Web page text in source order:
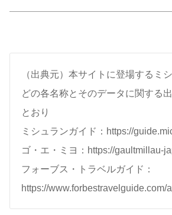
（出典元）本サイトに登場するミ
どの各名称とそのデータに関する
とおり
ミシュランガイド：https://
ゴ・エ・ミヨ：https://gaultmillau-
フォーブス・トラベルガイド：
https://www.forbestravelguide.com/